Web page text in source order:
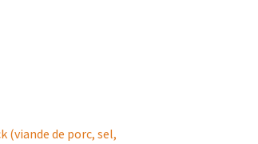
(viande de porc, sel,